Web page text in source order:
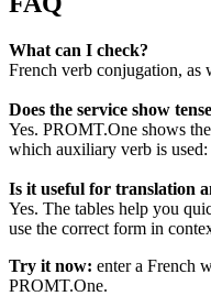
What can I check?
French verb conjugation, as
Does the service show
Yes. PROMT.One shows
which auxiliary verb is used:
Is it useful for translation
Yes. The tables help you
use the correct form in
Try it now: enter a French
PROMT.One.